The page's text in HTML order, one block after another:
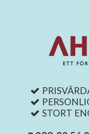
STORT